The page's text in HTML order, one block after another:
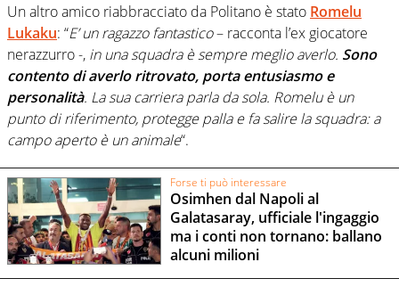
Un altro amico riabbracciato da Politano è stato Romelu
Lukaku: “E’ un ragazzo fantastico– racconta l’ex giocatore
nerazzurro -, in una squadra è sempre meglio averlo. Sono
contento di averlo ritrovato, porta entusiasmo e
personalità. La sua carriera parla da sola. Romelu è un
punto di riferimento, protegge palla e fa salire la squadra: a
campo aperto è un animale“.
Forse ti può interessare
Osimhen dal Napoli al
Galatasaray, ufficiale l'ingaggio
ma i conti non tornano: ballano
alcuni milioni